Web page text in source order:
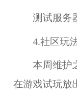
测试服务
4.社区玩法
本周维护
在游戏试玩放